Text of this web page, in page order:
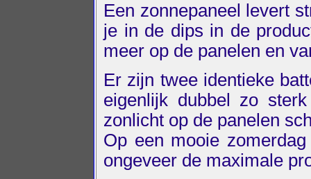
Een zonnepaneel levert
je in de dips in de
meer op de panelen en
Er zijn twee identieke
eigenlijk dubbel zo
zonlicht op de panelen
Op een mooie
ongeveer de maximale